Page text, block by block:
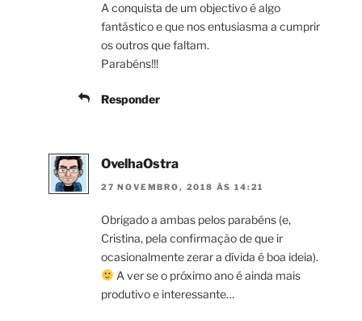
A conquista de um objectivo é algo
fantástico e que nos entusiasma a cumprir
os outros que faltam.
Parabéns!!!
Responder
OvelhaOstra
27 NOVEMBRO, 2018 ÀS 14:21
Obrigado a ambas pelos parabéns (e,
Cristina, pela confirmação de que ir
ocasionalmente zerar a dívida é boa ideia).
A ver se o próximo ano é ainda mais
produtivo e interessante…